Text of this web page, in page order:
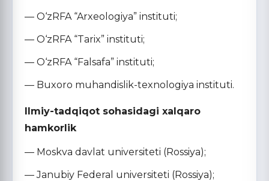
— O‘zRFA “Arxeologiya” instituti;
— O‘zRFA “Tarix” instituti;
— O‘zRFA “Falsafa” instituti;
— Buxoro muhandislik-texnologiya instituti.
Ilmiy-tadqiqot sohasidagi xalqaro
hamkorlik
— Moskva davlat universiteti (Rossiya);
— Janubiy Federal universiteti (Rossiya);